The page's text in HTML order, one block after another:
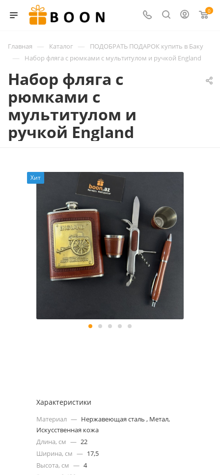
0
Главная — Каталог — ПОДОБРАТЬ ПОДАРОК купить в Баку
— Набор фляга с рюмками с мультитулом и ручкой England
Набор фляга с
рюмками с
мультитулом и
ручкой England
Хит
Характеристики
Материал — Нержавеющая сталь , Метал,
Искусственная кожа
Длина, см — 22
Ширина, см — 17,5
Высота, см — 4